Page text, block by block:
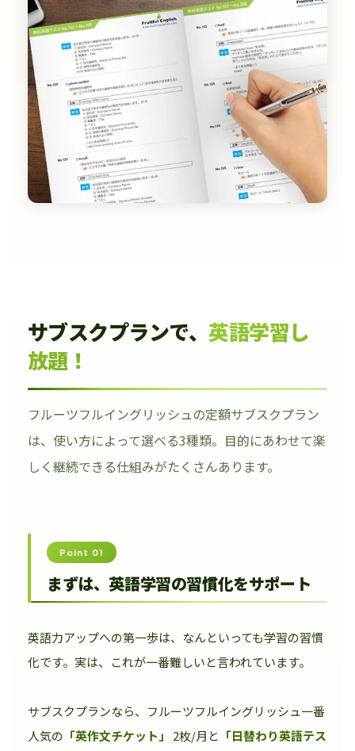
サブスクプランで、 英語学習し
放題！
フルーツフルイングリッシュの定額サブスクプラン
は、使い方によって選べる3種類。目的にあわせて楽
しく継続できる仕組みがたくさんあります。
Point 01
まずは、英語学習の習慣化をサポート
英語力アップへの第一歩は、なんといっても学習の習慣
化です。実は、これが一番難しいと言われています。
サブスクプランなら、フルーツフルイングリッシュ一番
人気の 「英作文チケット」 2枚/月と 「日替わり英語テス